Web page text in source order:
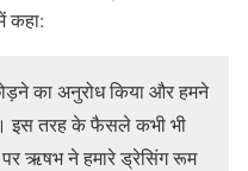
कहा:
का अनुरोध किया और हमने
इस तरह के फैसले कभी भी
ऋषभ ने हमारे ड्रेसिंग रूम